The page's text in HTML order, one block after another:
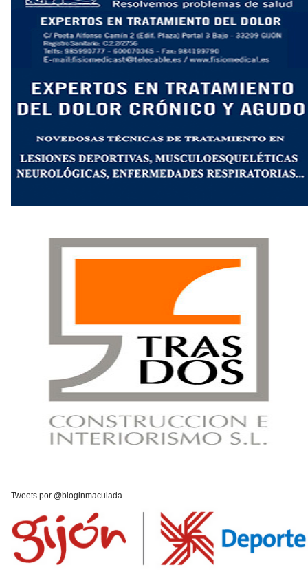
Tweets por @bloginmaculada